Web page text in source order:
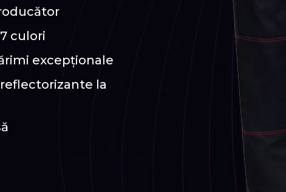
culori
excepționale
la